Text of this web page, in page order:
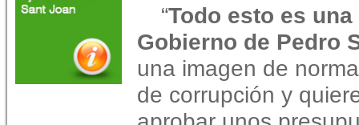
“Todo esto es
Gobierno de Pedro
una imagen de
de corrupción y